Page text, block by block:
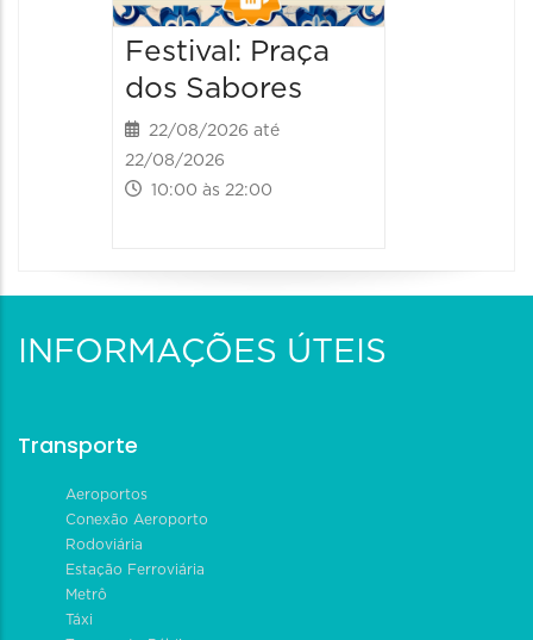
Festival: Praça
dos Sabores
22/08/2026 até
22/08/2026
10:00 às 22:00
INFORMAÇÕES ÚTEIS
Transporte
Aeroportos
Conexão Aeroporto
Rodoviária
Estação Ferroviária
Metrô
Táxi